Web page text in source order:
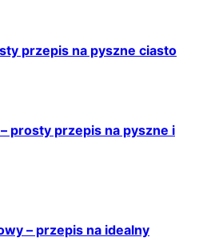
przepis na pyszne ciasto
prosty przepis na pyszne i
– przepis na idealny